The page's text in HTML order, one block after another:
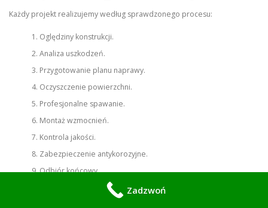
Każdy projekt realizujemy według sprawdzonego procesu:
Oględziny konstrukcji.
Analiza uszkodzeń.
Przygotowanie planu naprawy.
Oczyszczenie powierzchni.
Profesjonalne spawanie.
Montaż wzmocnień.
Kontrola jakości.
Zabezpieczenie antykorozyjne.
Odbiór końcowy.
Zadzwoń